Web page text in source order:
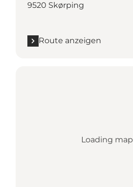
9520 Skørping
Route anzeigen
Loading